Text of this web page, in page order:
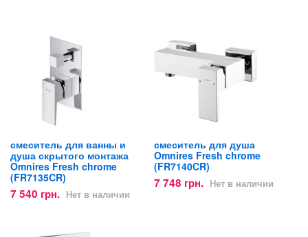
смеситель для ванны и
душа скрытого монтажа
Omnires Fresh chrome
(FR7135CR)
7 540 грн. Нет в наличии
смеситель для душа
Omnires Fresh chrome
(FR7140CR)
7 748 грн. Нет в наличии